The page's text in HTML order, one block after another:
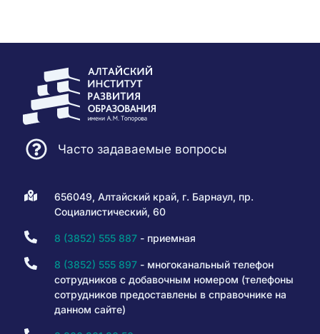
Часто задаваемые вопросы
656049, Алтайский край, г. Барнаул, пр.
Социалистический, 60
8 (3852) 555 887- приемная
8 (3852) 555 897- многоканальный телефон
сотрудников с добавочным номером (телефоны
сотрудников предоставлены в справочнике на
данном сайте)